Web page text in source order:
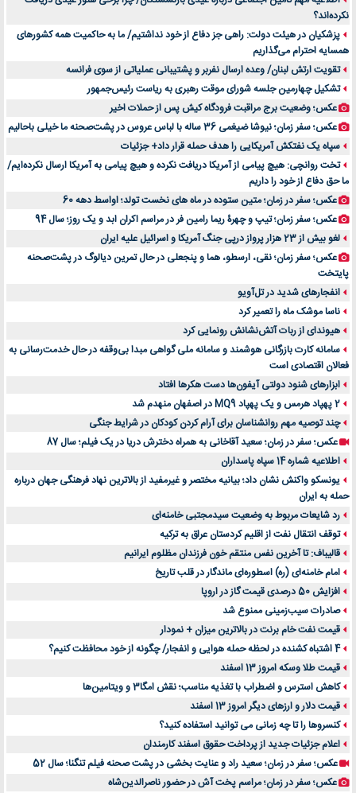
خرید و فروش قطعات سرور دست دوم در ماهان شبکه ایرانیان
اهمیت انتخاب بهترین وکیل در سعادت آباد برای پرونده‌های حساس و کلان
لیفتراک صفر؛ راهنمای جامع خرید، قیمت و فروش در ایران
راهنمای جامع بهترین کفش ورزشی برای دویدن و استفاده روزمره | بررسی ۱۲ مدل برتر
نکرده‌اند؟
پزشکیان در هیئت دولت: راهی جز دفاع از خود نداشتیم/ ما به حاکمیت همه کشورهای
همسایه احترام می‌گذاریم
تقویت ارتش لبنان/ وعده ارسال نفربر و پشتیبانی عملیاتی از سوی فرانسه
تشکیل چهارمین جلسه شورای موقت رهبری به ریاست رئیس‌جمهور
عکس؛ وضعیت برج مراقبت فرودگاه کیش پس از حملات اخیر
عکس؛ سفر زمان؛ نیوشا ضیغمی 36 ساله با لباس عروس در پشت‌صحنه ما خیلی باحالیم
سپاه یک نفتکش آمریکایی را هدف حمله قرار داد+ جزئیات
تخت روانچی: هیچ پیامی از آمریکا دریافت نکرده و هیچ پیامی به آمریکا ارسال نکرده‌ایم/
ما حق دفاع از خود را داریم
عکس؛ سفر در زمان؛ متین ستوده در ماه های نخست تولد؛ اواسط دهه 60
عکس؛ سفر زمان؛ تیپ و چهرۀ ریما رامین فر در مراسم اکران ابد و یک روز؛ سال 94
لغو بیش از 23 هزار پرواز درپی جنگ آمریکا و اسرائیل علیه ایران
عکس؛ سفر زمان؛ نقی، ارسطو، هما و پنجعلی در حال تمرین دیالوگ در پشت‌صحنه
پایتخت
انفجارهای شدید در تل‌آویو
ناسا موشک ماه را تعمیر کرد
هیوندای از ربات آتش‌نشانش رونمایی کرد
سامانه کارت بازرگانی هوشمند و سامانه ملی گواهی مبدا بی‌وقفه در حال خدمت‌رسانی به
فعالان اقتصادی است
ابزارهای شنود دولتی آیفون‌ها دست هکرها افتاد
2 پهپاد هرمس و یک پهپاد MQ9 در اصفهان منهدم شد
چند توصیه مهم روانشناسان برای آرام کردن کودکان در شرایط جنگی
عکس؛ سفر در زمان؛ سعید آقاخانی به همراه دخترش دریا در یک فیلم؛ سال 87
اطلاعیه شماره 14 سپاه پاسداران
یونسکو واکنش نشان داد؛ بیانیه مختصر و غیرمفید از بالاترین نهاد فرهنگی جهان درباره
حمله به ایران
رد شایعات مربوط به وضعیت سیدمجتبی خامنه‌ای
توقف انتقال نفت از اقلیم کردستان عراق به ترکیه
قالیباف: تا آخرین نفس منتقم خون فرزندان مظلوم ایرانیم
امام خامنه‌ای (ره) اسطوره‌ای ماندگار در قلب تاریخ
افزایش 50 درصدی قیمت گاز در اروپا
صادرات سیب‌زمینی ممنوع شد
قیمت نفت خام برنت در بالاترین میزان + نمودار
4 اشتباه کشنده در لحظه حمله هوایی و انفجار/ چگونه از خود محافظت کنیم؟
قیمت طلا وسکه امروز 13 اسفند
کاهش استرس و اضطراب با تغذیه مناسب؛ نقش امگا3 و ویتامین‌ها
قیمت دلار و ارزهای دیگر امروز 13 اسفند
کنسروها را تا چه زمانی می توانید استفاده کنید؟
اعلام جزئیات جدید از پرداخت حقوق اسفند کارمندان
عکس؛ سفر در زمان؛ سعید راد و عنایت بخشی در پشت صحنه فیلم تنگنا؛ سال 52
عکس؛ سفر در زمان؛ مراسم پخت آش در حضور ناصرالدین‌شاه